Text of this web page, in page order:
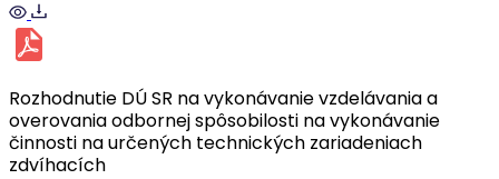
Rozhodnutie DÚ SR na vykonávanie vzdelávania a
overovania odbornej spôsobilosti na vykonávanie
činnosti na určených technických zariadeniach
zdvíhacích